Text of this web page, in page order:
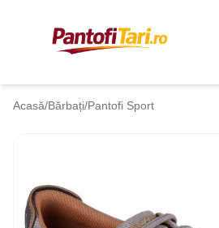
Acasă/Bărbați/Pantofi Sport